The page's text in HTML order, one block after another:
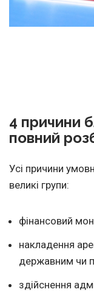
4 причини
повний
Усі причини
великі групи:
фінансовий
накладення
державним чи
здійснення